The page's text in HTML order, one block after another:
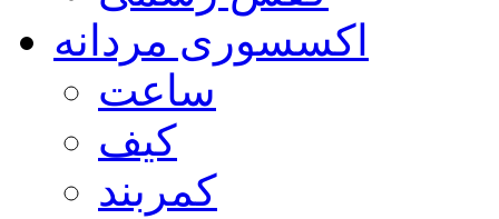
اکسسوری مردانه
ساعت
کیف
کمربند